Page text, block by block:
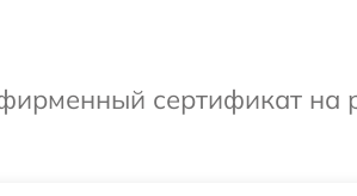
сертификат на